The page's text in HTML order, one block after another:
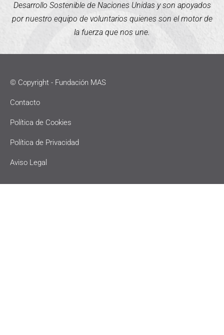
Desarrollo Sostenible de Naciones Unidas y son apoyados
por nuestro equipo de voluntarios quienes son el motor de
la fuerza que nos une.
© Copyright - Fundación MAS
Contacto
Política de Cookies
Política de Privacidad
Aviso Legal